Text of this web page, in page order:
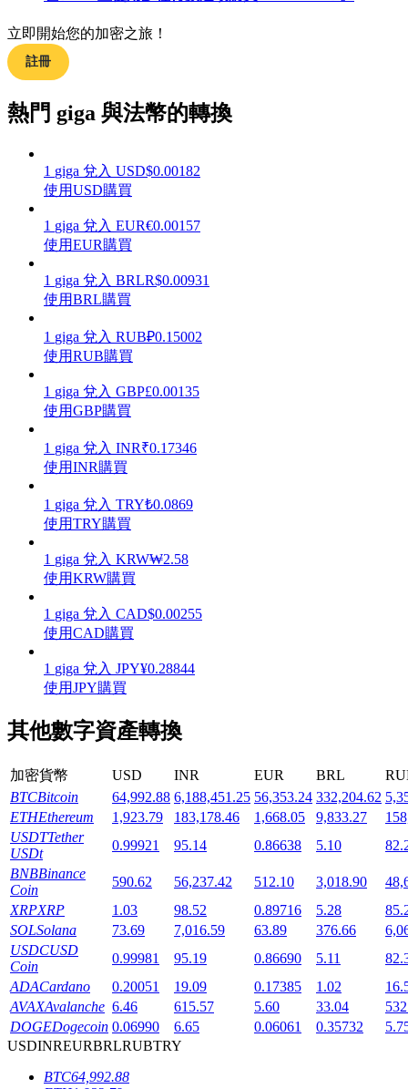
理財
增值寶
機槍池
Launchpool
活期質押獲得熱門資產
鎖倉BTR
輕鬆獲得多重福利
立即開始您的加密之旅！
註冊
熱門 giga 與法幣的轉換
1 giga 兌入 USD$0.00182
使用USD購買
1 giga 兌入 EUR€0.00157
使用EUR購買
1 giga 兌入 BRLR$0.00931
使用BRL購買
1 giga 兌入 RUB₽0.15002
使用RUB購買
1 giga 兌入 GBP£0.00135
使用GBP購買
1 giga 兌入 INR₹0.17346
使用INR購買
1 giga 兌入 TRY₺0.0869
使用TRY購買
1 giga 兌入 KRW₩2.58
使用KRW購買
1 giga 兌入 CAD$0.00255
使用CAD購買
1 giga 兌入 JPY¥0.28844
使用JPY購買
其他數字資產轉換
加密貨幣 USD INR EUR BRL
BTCBitcoin 64,992.88 6,188,451.25 56,353.24 332,204.62
ETHEthereum 1,923.79 183,178.46 1,668.05 9,833.27
USDTTether
USDt
0.99921 95.14 0.86638 5.10
BNBBinance
Coin
590.62 56,237.42 512.10 3,018.90
XRPXRP 1.03 98.52 0.89716 5.28
SOLSolana 73.69 7,016.59 63.89 376.66
USDCUSD
Coin
0.99981 95.19 0.86690 5.11
ADACardano 0.20051 19.09 0.17385 1.02
AVAXAvalanche 6.46 615.57 5.60 33.04
DOGEDogecoin 0.06990 6.65 0.06061 0.35732
USDINREURBRLRUBTRY
BTC64,992.88